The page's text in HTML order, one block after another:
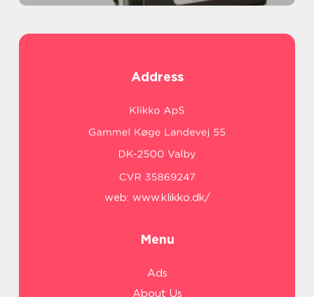
Address
web: www.klikko.dk/
Menu
Ads
About Us